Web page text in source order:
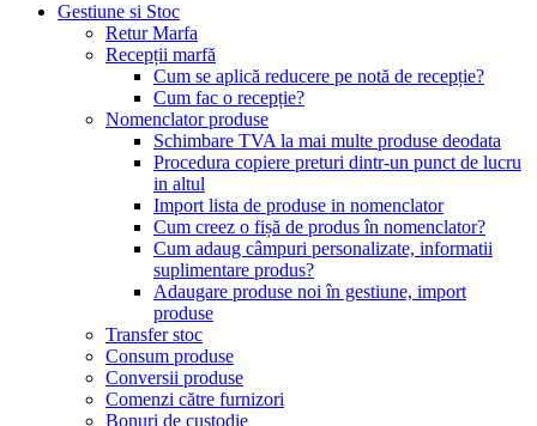
Gestiune si Stoc
Retur Marfa
Recepții marfă
Cum se aplică reducere pe notă de recepție?
Cum fac o recepție?
Nomenclator produse
Schimbare TVA la mai multe produse deodata
Procedura copiere preturi dintr-un punct de lucru
in altul
Import lista de produse in nomenclator
Cum creez o fișă de produs în nomenclator?
Cum adaug câmpuri personalizate, informatii
suplimentare produs?
Adaugare produse noi în gestiune, import
produse
Transfer stoc
Consum produse
Conversii produse
Comenzi către furnizori
Bonuri de custodie